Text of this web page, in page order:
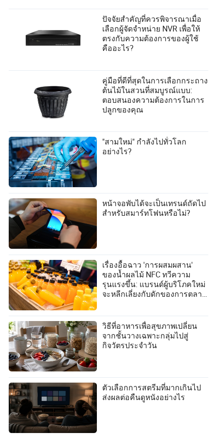
ปัจจัยสำคัญที่ควรพิจารณาเมื่อ
เลือกผู้จัดจำหน่าย NVR เพื่อให้
ตรงกับความต้องการของผู้ใช้
คืออะไร?
คู่มือที่ดีที่สุดในการเลือกกระถาง
ต้นไม้ในสวนที่สมบูรณ์แบบ:
ตอบสนองความต้องการในการ
ปลูกของคุณ
"สามใหม่" กำลังไปทั่วโลก
อย่างไร?
หน้าจอพับได้จะเป็นเทรนด์ถัดไป
สำหรับสมาร์ทโฟนหรือไม่?
เรื่องอื้อฉาว 'การผสมผสาน'
ของน้ำผลไม้ NFC ทวีความ
รุนแรงขึ้น: แบรนด์ผู้บริโภคใหม่
จะหลีกเลี่ยงกับดักของการตลาด
วิธีที่อาหารเพื่อสุขภาพเปลี่ยน
จากชั้นวางเฉพาะกลุ่มไปสู่
กิจวัตรประจำวัน
ตัวเลือกการสตรีมที่มากเกินไป
ส่งผลต่อคืนดูหนังอย่างไร